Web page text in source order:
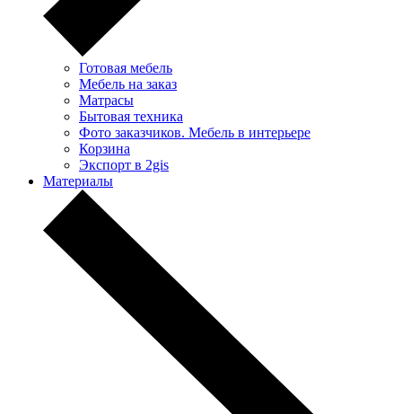
Готовая мебель
Мебель на заказ
Матрасы
Бытовая техника
Фото заказчиков. Мебель в интерьере
Корзина
Экспорт в 2gis
Материалы